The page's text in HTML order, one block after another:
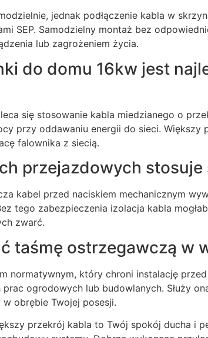
jednak podłączenie kabla w
SEP. Samodzielny montaż bez
lub zagrożeniem życia.
do domu 16kw jest
się stosowanie kabla miedzianego o
przy oddawaniu energii do sieci. Większy
falownika z siecią.
przejazdowych stosuje
kabel przed naciskiem mechanicznym
tego zabezpieczenia izolacja kabla
zwarć.
taśmę ostrzegawczą w
normatywnym, który chroni instalację
ogrodowych lub budowlanych. Służy
obrębie Twojej posesji.
przekrój kabla to Twój spokój ducha i